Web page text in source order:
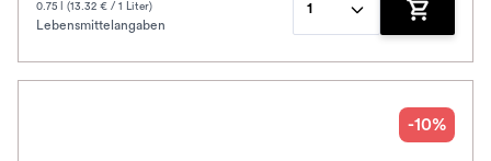
0.75 l (13.32 € / 1 Liter)
Lebensmittelangaben
1
Zum
-10%